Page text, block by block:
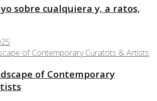
sobre cualquiera y, a ratos,
of Contemporary